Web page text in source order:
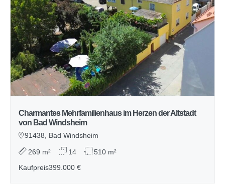
Charmantes Mehrfamilienhaus im Herzen der Altstadt
von Bad Windsheim
91438, Bad Windsheim
269 m² 14
510 m²
Kaufpreis399.000 €